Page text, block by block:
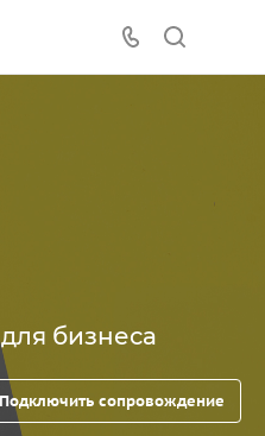
бизнеса
Подключить сопровождение